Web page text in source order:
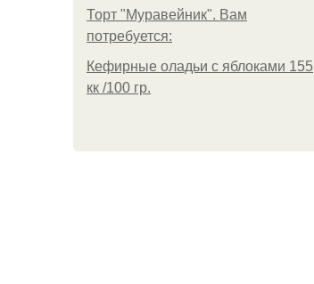
Торт "Муравейник". Вам
потребуется:
Кефирные оладьи с яблоками 155
кк /100 гр.